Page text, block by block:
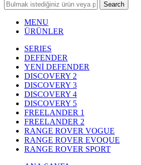
Search
MENU
ÜRÜNLER
SERIES
DEFENDER
YENİ DEFENDER
DISCOVERY 2
DISCOVERY 3
DISCOVERY 4
DISCOVERY 5
FREELANDER 1
FREELANDER 2
RANGE ROVER VOGUE
RANGE ROVER EVOQUE
RANGE ROVER SPORT